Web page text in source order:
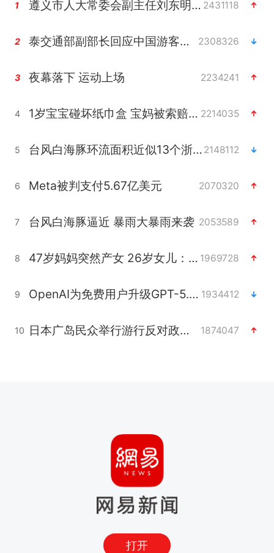
1 遵义市人大常委会副主任刘东明被查 2431118
2 泰交通部副部长回应中国游客遭歧视 2308326
3 夜幕落下 运动上场 2234241
4 1岁宝宝碰坏纸巾盒 宝妈被索赔924元 2214035
5 台风白海豚环流面积近似13个浙江 2148112
6 Meta被判支付5.67亿美元 2070320
7 台风白海豚逼近 暴雨大暴雨来袭 2053589
8 47岁妈妈突然产女 26岁女儿：很震惊 1969728
9 OpenAI为免费用户升级GPT-5.6 Luna 1934412
10 日本广岛民众举行游行反对政府行径 1874047
打开